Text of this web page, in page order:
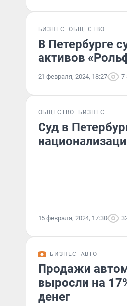
БИЗНЕС ОБЩЕСТВО
В Петербурге
активов
21 февраля, 2024, 18:27 7
ОБЩЕСТВО БИЗНЕС
Суд в
15 февраля, 2024, 17:30
БИЗНЕС АВТО
Продажи
выросли на
денег